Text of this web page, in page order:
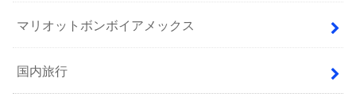
マリオットボンボイアメックス
国内旅行